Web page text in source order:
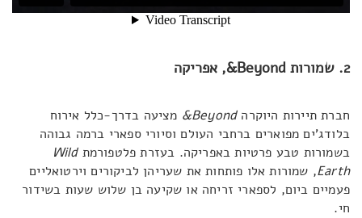
2. שמורות Beyond&, אפריקה
חברת תיירות היוקרהBeyond
& מציעה בדרך-כלל אירוח
בלודג'ים מפוארים ברחבי העולם וסיורי ספארי ברמה גבוהה
בשמורות טבע פרטיות באפריקה. בעזרת פלטפורמתWild
Earth, שמורות אלו פותחות את שעריהן לביקורים וירטואליים
פעמיים ביום, לספארי זריחה או שקיעה בן שלוש שעות בשידור
חי.